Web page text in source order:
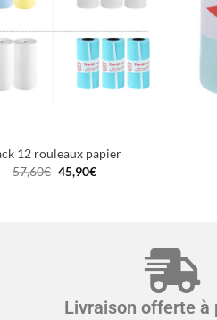
12 rouleaux papier
57,60€ 45,90€
Livraison offerte à